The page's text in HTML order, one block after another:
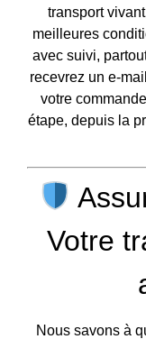
transport
meilleures
avec suivi,
recevrez un e-
votre
étape, depuis la
Votre
Nous savons à